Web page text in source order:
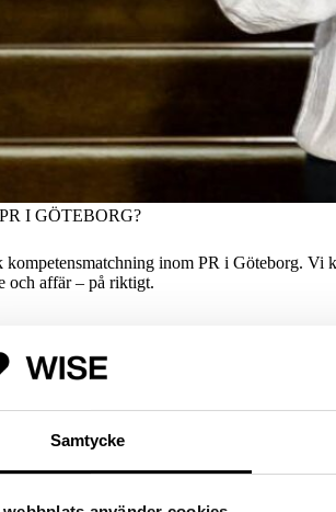
Samtycke
I GÖTEBORG?
inom PR i Göteborg.
och affär – på riktigt.
PR TALENT
Det handlar om att stänga gapet